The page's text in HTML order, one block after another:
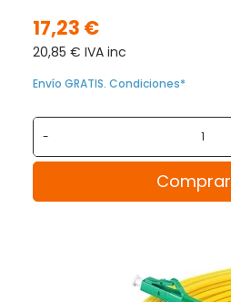
17,23 €
20,85 € IVA inc
Envío GRATIS. Condiciones*
-
Comprar